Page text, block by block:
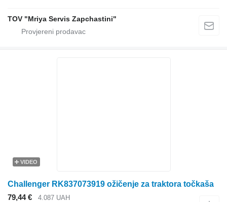
TOV "Mriya Servis Zapchastini"
VIDEO
Challenger RK837073919 ožičenje za traktora točkaša
79,44 €
4.087 UAH